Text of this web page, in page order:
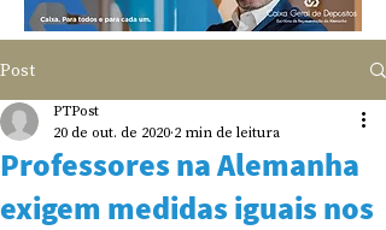
Post
Professores na Alemanha
exigem medidas iguais nos
PTPost
20 de out. de 2020 2 min de leitura